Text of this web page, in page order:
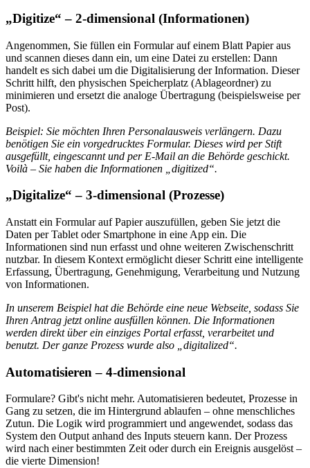
„Digitize“ – 2-dimensional (Informationen)
Angenommen, Sie füllen ein Formular auf einem Blatt Papier aus
und scannen dieses dann ein, um eine Datei zu erstellen: Dann
handelt es sich dabei um die Digitalisierung der Information. Dieser
Schritt hilft, den physischen Speicherplatz (Ablageordner) zu
minimieren und ersetzt die analoge Übertragung (beispielsweise per
Post).
Beispiel: Sie möchten Ihren Personalausweis verlängern. Dazu
benötigen Sie ein vorgedrucktes Formular. Dieses wird per Stift
ausgefüllt, eingescannt und per E-Mail an die Behörde geschickt.
Voilà – Sie haben die Informationen „digitized“.
„Digitalize“ – 3-dimensional (Prozesse)
Anstatt ein Formular auf Papier auszufüllen, geben Sie jetzt die
Daten per Tablet oder Smartphone in eine App ein. Die
Informationen sind nun erfasst und ohne weiteren Zwischenschritt
nutzbar. In diesem Kontext ermöglicht dieser Schritt eine intelligente
Erfassung, Übertragung, Genehmigung, Verarbeitung und Nutzung
von Informationen.
In unserem Beispiel hat die Behörde eine neue Webseite, sodass Sie
Ihren Antrag jetzt online ausfüllen können. Die Informationen
werden direkt über ein einziges Portal erfasst, verarbeitet und
benutzt. Der ganze Prozess wurde also „digitalized“.
Automatisieren – 4-dimensional
Formulare? Gibt's nicht mehr. Automatisieren bedeutet, Prozesse in
Gang zu setzen, die im Hintergrund ablaufen – ohne menschliches
Zutun. Die Logik wird programmiert und angewendet, sodass das
System den Output anhand des Inputs steuern kann. Der Prozess
wird nach einer bestimmten Zeit oder durch ein Ereignis ausgelöst –
die vierte Dimension!